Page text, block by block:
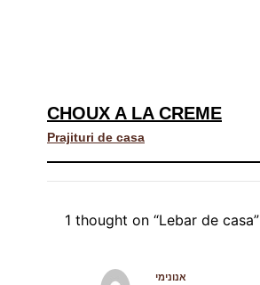
CHOUX A LA CREME
Prajituri de casa
1 thought on “Lebar de casa”
אנונימי